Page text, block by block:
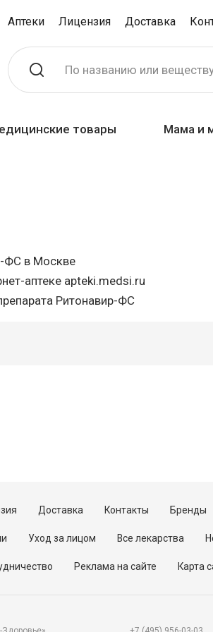
Аптеки Лицензия Доставка
По названию или
товары Мама и
ФС в Москве
аптеке apteki.medsi.ru
Ритонавир-ФС
Доставка Контакты Бренды
Уход за лицом Все лекарства
Реклама на сайте Карта